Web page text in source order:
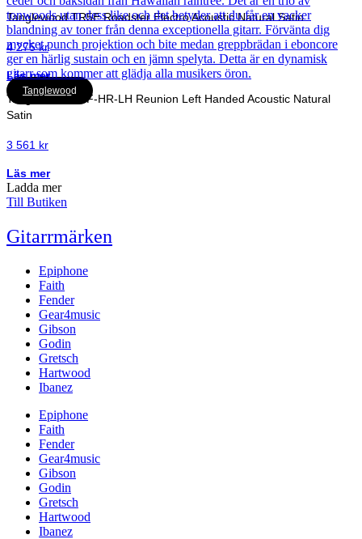
Tanglewood TR5E Roadster Electro Acoustic Natural Satin
4 275kr
Läs mer
Tanglewood
Tanglewood TRF-HR-LH Reunion Left Handed Acoustic Natural
Satin
3 561 kr
Läs mer
Ladda mer
Till Butiken
Gitarrmärken
Epiphone
Faith
Fender
Gear4music
Gibson
Godin
Gretsch
Hartwood
Ibanez
Epiphone
Faith
Fender
Gear4music
Gibson
Godin
Gretsch
Hartwood
Ibanez